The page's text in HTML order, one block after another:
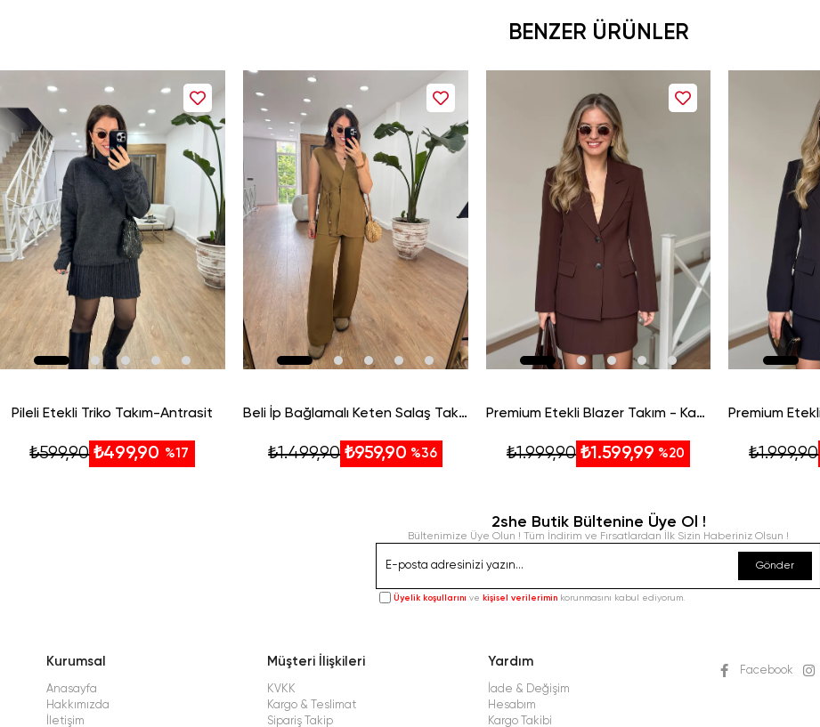
BENZER ÜRÜNLER
Pileli Etekli Triko Takım-Antrasit
%17
₺499,90
₺599,90
Beli İp Bağlamalı Keten Salaş Takım-Taba
%36
₺959,90
₺1.499,90
Premium Etekli Blazer Takım - Kahverengi
%20
₺1.599,99
₺1.999,90 ₺1.999,90
2she Butik Bültenine Üye Ol !
Bültenimize Üye Olun ! Tüm İndirim ve Fırsatlardan İlk Sizin Haberiniz Olsun !
Gönder
Üyelik koşullarını ve kişisel verilerimin korunmasını kabul ediyorum.
Kurumsal
Anasayfa
Hakkımızda
İletişim
Müşteri İlişkileri
KVKK
Kargo & Teslimat
Sipariş Takip
Yardım
İade & Değişim
Hesabım
Kargo Takibi
Facebook